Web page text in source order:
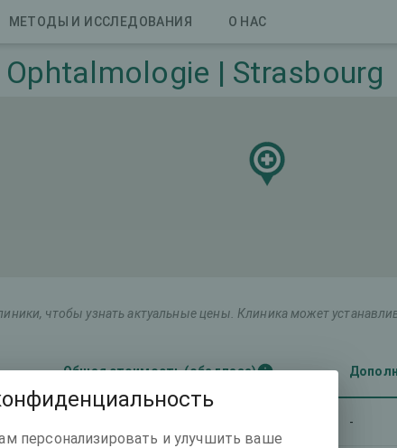
МЕТОДЫ И ИССЛЕДОВАНИЯ О НАС
| Strasbourg
чтобы узнать актуальные цены. Клиника может
Общая стоимость (оба глаза)
-
персонализировать и улучшить ваше